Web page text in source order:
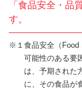
「食品安全・品
す。
※１食品安全（Food
可能性のある要
は、予期された
に、その食品が